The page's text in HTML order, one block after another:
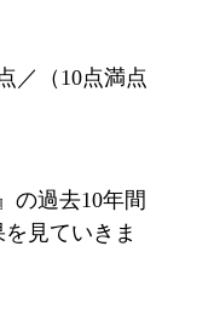
／（10点満点
の過去10年間
見ていきま